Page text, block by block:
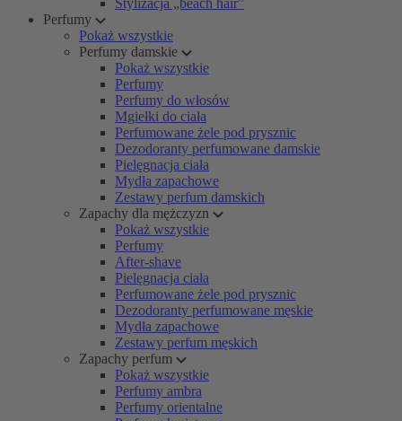
Stylizacja „beach hair”
Perfumy
Pokaż wszystkie
Perfumy damskie
Pokaż wszystkie
Perfumy
Perfumy do włosów
Mgiełki do ciała
Perfumowane żele pod prysznic
Dezodoranty perfumowane damskie
Pielęgnacja ciała
Mydła zapachowe
Zestawy perfum damskich
Zapachy dla mężczyzn
Pokaż wszystkie
Perfumy
After-shave
Pielęgnacja ciała
Perfumowane żele pod prysznic
Dezodoranty perfumowane męskie
Mydła zapachowe
Zestawy perfum męskich
Zapachy perfum
Pokaż wszystkie
Perfumy ambra
Perfumy orientalne